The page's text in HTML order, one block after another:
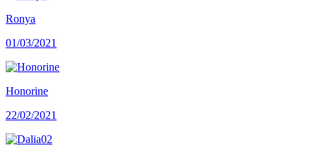
Ronya
01/03/2021
Honorine
22/02/2021